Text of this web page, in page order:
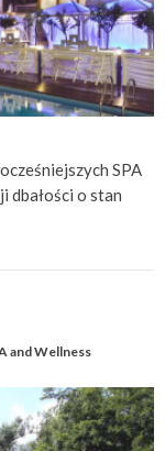
SPA
dbałości o stan
and Wellness